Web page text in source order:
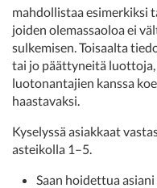
mahdollistaa
joiden olemassaoloa ei
sulkemisen. Toisaalta
tai jo päättyneitä
luotonantajien kanssa
haastavaksi.
Kyselyssä asiakkaat
asteikolla 1–5.
Saan hoidettua